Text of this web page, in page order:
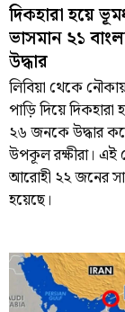
দিকহারা হয়ে
ভাসমান ২১
উদ্ধার
লিবিয়া থেকে
পাড়ি দিয়ে দিকহারা
২৬ জনকে উদ্ধার
উপকূল রক্ষীরা। এই
আরোহী ২২ জনের
হয়েছে।